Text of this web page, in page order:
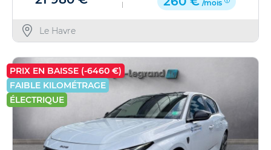
/mois
Le Havre
PRIX EN BAISSE (-6460 €)
FAIBLE KILOMÉTRAGE
ÉLECTRIQUE